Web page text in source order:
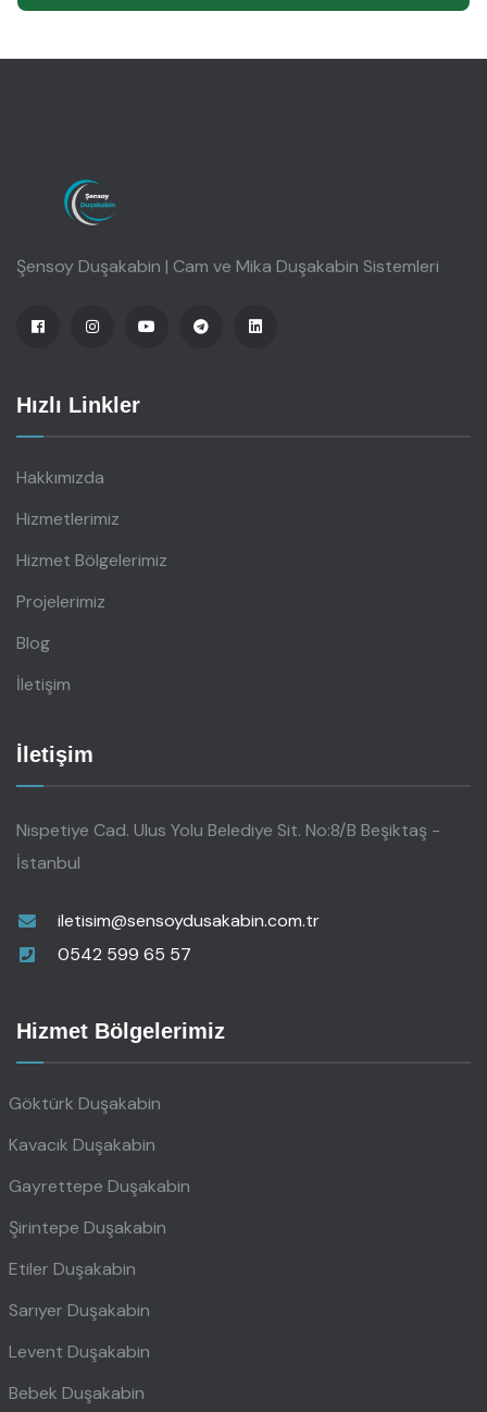
Şensoy Duşakabin | Cam ve Mika Duşakabin Sistemleri
Hızlı Linkler
Hakkımızda
Hizmetlerimiz
Hizmet Bölgelerimiz
Projelerimiz
Blog
İletişim
İletişim
Nispetiye Cad. Ulus Yolu Belediye Sit. No:8/B Beşiktaş -
İstanbul
iletisim@sensoydusakabin.com.tr
0542 599 65 57
Hizmet Bölgelerimiz
Göktürk Duşakabin
Kavacık Duşakabin
Gayrettepe Duşakabin
Şirintepe Duşakabin
Etiler Duşakabin
Sarıyer Duşakabin
Levent Duşakabin
Bebek Duşakabin